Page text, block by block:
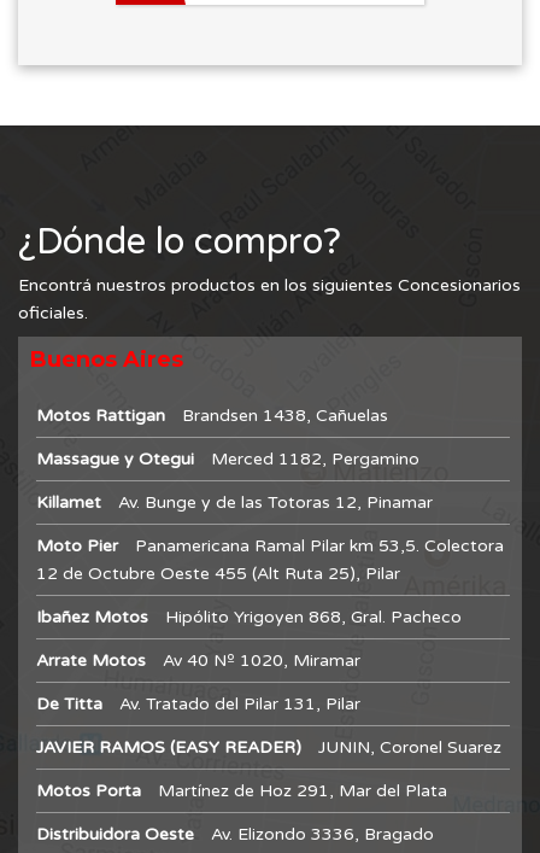
¿Dónde lo compro?
Encontrá nuestros productos en los siguientes Concesionarios
oficiales.
Buenos Aires
Motos Rattigan Brandsen 1438, Cañuelas
Massague y Otegui Merced 1182, Pergamino
Killamet Av. Bunge y de las Totoras 12, Pinamar
Moto Pier
Panamericana Ramal Pilar km 53,5. Colectora
12 de Octubre Oeste 455 (Alt Ruta 25), Pilar
Ibañez Motos Hipólito Yrigoyen 868, Gral. Pacheco
Arrate Motos Av 40 Nº 1020, Miramar
De Titta Av. Tratado del Pilar 131, Pilar
JAVIER RAMOS (EASY READER) JUNIN, Coronel Suarez
Motos Porta Martínez de Hoz 291, Mar del Plata
Distribuidora Oeste Av. Elizondo 3336, Bragado